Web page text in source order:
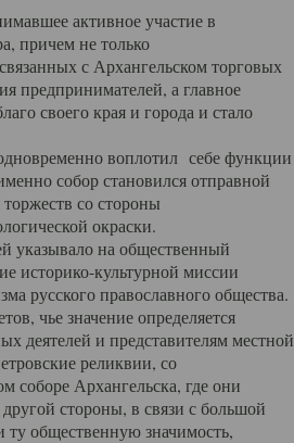
активное участие в
причем не только
с Архангельском торговых
предпринимателей, а главное
своего края и города и стало
воплотил себе функции
собор становился отправной
со стороны
окраски.
на общественный
историко-культурной миссии
русского православного общества.
чье значение определяется
деятелей и представителям местной
реликвии, со
соборе Архангельска, где они
стороны, в связи с большой
общественную значимость,